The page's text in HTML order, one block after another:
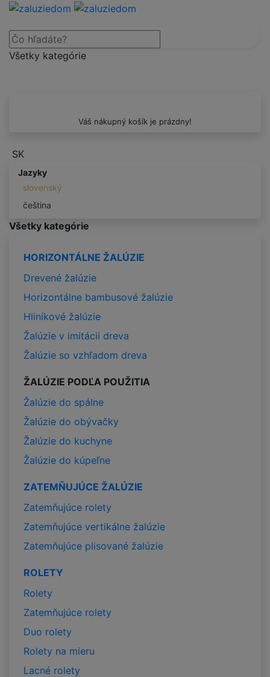
Všetky kategórie
Váš nákupný košík je prázdny!
SK
Jazyky
slovenský
čeština
Všetky kategórie
HORIZONTÁLNE ŽALÚZIE
Drevené žalúzie
Horizontálne bambusové žalúzie
Hliníkové žalúzie
Žalúzie v imitácii dreva
Žalúzie so vzhľadom dreva
ŽALÚZIE PODĽA POUŽITIA
Žalúzie do spálne
Žalúzie do obývačky
Žalúzie do kuchyne
Žalúzie do kúpeľne
ZATEMŇUJÚCE ŽALÚZIE
Zatemňujúce rolety
Zatemňujúce vertikálne žalúzie
Zatemňujúce plisované žalúzie
ROLETY
Rolety
Zatemňujúce rolety
Duo rolety
Rolety na mieru
Lacné rolety